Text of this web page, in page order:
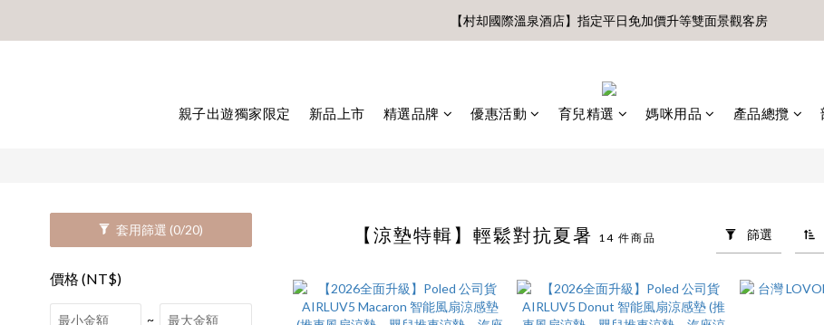
🎊8月底前、首購滿$3500贈UBMOM透明防水提袋 滿$6500贈Disney輕量摺疊椅(不
【村却國際溫泉酒店】指定平日免加價升等雙面景觀客房
親子出遊獨家限定 新品上市 精選品牌 優惠活動 育兒精選 媽咪用品 產品總攬
套用篩選 (0/20)
價格 (NT$)
~
【涼墊特輯】輕鬆對抗夏暑 14 件商品 篩選